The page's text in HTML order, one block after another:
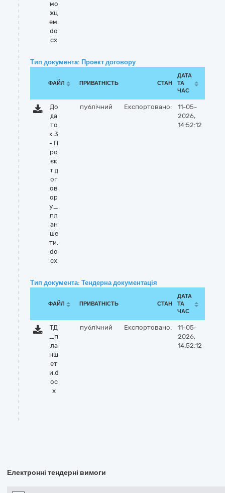
мо
жц
ем.
do
cx
Тип документа: Проект договору
ФАЙЛ ПРИВАТНІСТЬ СТАН
ДАТА
ТА
ЧАС
До
да
то
к 3
- П
ро
єк
т д
ог
ов
ор
у_
пл
ан
ше
ти.
do
cx
публічний Експортовано:
11-05-
2026,
14:52:12
Тип документа: Тендерна документація
ФАЙЛ ПРИВАТНІСТЬ СТАН
ДАТА
ТА
ЧАС
ТД
_п
ла
нш
ет
и.d
oc
x
публічний Експортовано:
11-05-
2026,
14:52:12
Електронні тендерні вимоги